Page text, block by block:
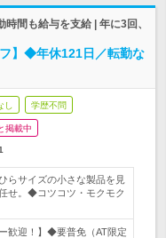
間も給与を支給 | 年に3回、
】◆年休121日／転勤な
し 学歴不問
掲載中
らサイズの小さな製品を見
せ。◆コツコツ・モクモク
歓迎！】◆要普免（AT限定